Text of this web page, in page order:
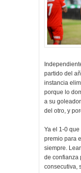
partido del
instancia
porque lo
a su
del otro, y
Ya el 1-0
premio para
siempre.
de confianza
consecutiva,